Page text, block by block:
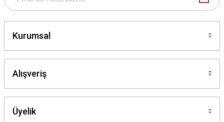
Kurumsal
Alışveriş
Üyelik